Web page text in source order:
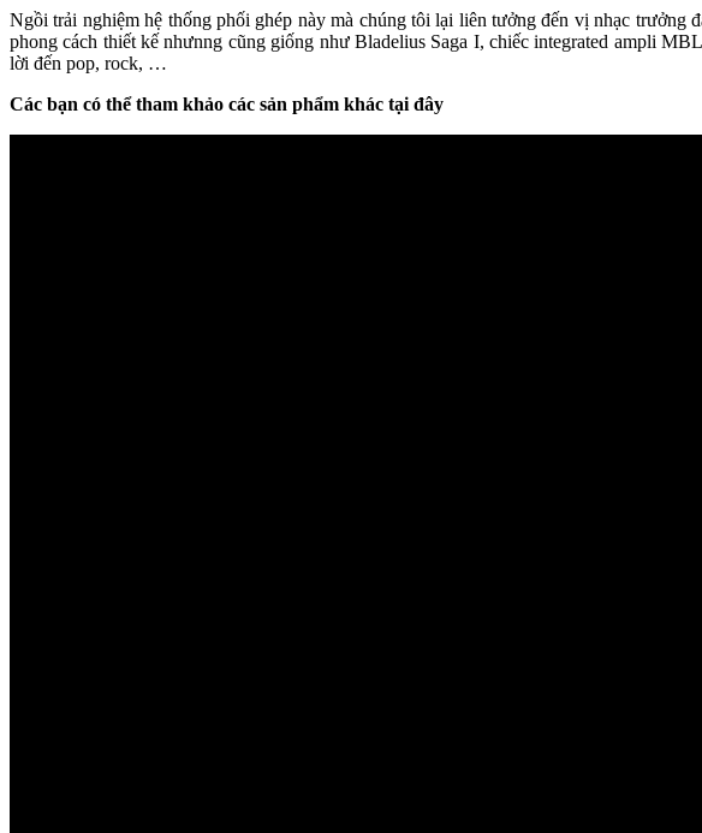
Ngồi trải nghiệm hệ thống phối ghép này mà chúng tôi lại liên tưởng đến vị nhạc trưởng
phong cách thiết kế nhưnng cũng giống như Bladelius Saga I, chiếc integrated ampli
lời đến pop, rock, …
Các bạn có thể tham khảo các sản phẩm khác tại đây